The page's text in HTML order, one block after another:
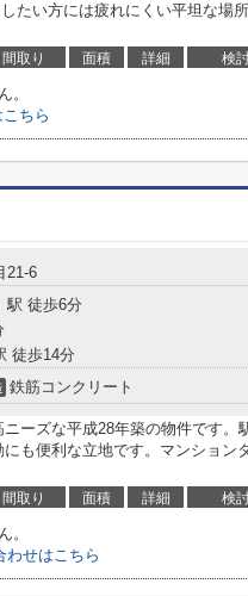
たい方には疲れにくい平坦な場
間取り 面積 詳細 検
。
ちら
21-6
駅 徒歩6分
徒歩14分
鉄筋コンクリート
ーズな平成28年築の物件です。
も便利な立地です。マンション
間取り 面積 詳細 検
。
せはこちら